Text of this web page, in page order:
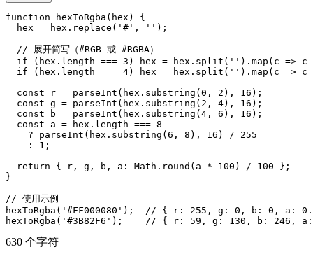
function hexToRgba(hex) {
  hex = hex.replace('#', '');
  // 展开简写（#RGB 或 #RGBA）
if (hex.length === 3) hex = hex.split('').map(c => c
if (hex.length === 4) hex = hex.split('').map(c => c
  const r = parseInt(hex.substring(0, 2), 16);
  const g = parseInt(hex.substring(2, 4), 16);
  const b = parseInt(hex.substring(4, 6), 16);
  const a = hex.length === 8
    ? parseInt(hex.substring(6, 8), 16) / 255
    : 1;
  return { r, g, b, a: Math.round(a * 100) / 100 };
}
// 使用示例
hexToRgba('#FF000080');  // { r: 255, g: 0, b: 0, a:
630 个字符